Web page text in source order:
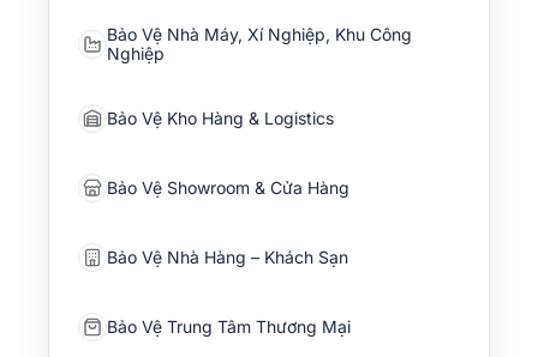
Bảo Vệ Nhà Máy, Xí Nghiệp, Khu Công
Nghiệp
Bảo Vệ Kho Hàng & Logistics
Bảo Vệ Showroom & Cửa Hàng
Bảo Vệ Nhà Hàng – Khách Sạn
Bảo Vệ Trung Tâm Thương Mại